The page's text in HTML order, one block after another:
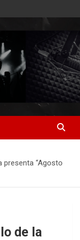
presenta “Agosto
de la